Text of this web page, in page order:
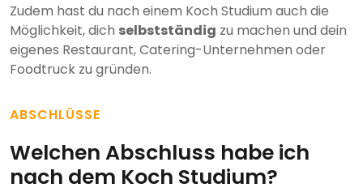
Zudem hast du nach einem Koch Studium auch die
Möglichkeit, dich selbstständig zu machen und dein
eigenes Restaurant, Catering-Unternehmen oder
Foodtruck zu gründen.
ABSCHLÜSSE
Welchen Abschluss habe ich
nach dem Koch Studium?